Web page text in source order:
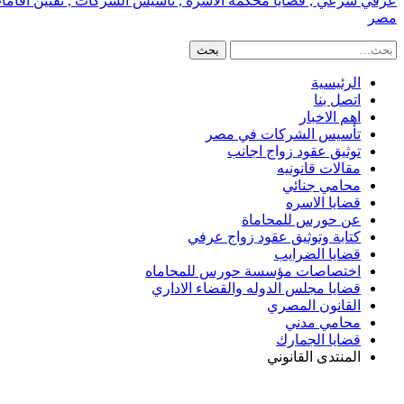
مصر
الرئيسية
اتصل بنا
اهم الاخبار
تأسيس الشركات في مصر
توثيق عقود زواج اجانب
مقالات قانونيه
محامي جنائي
قضايا الاسره
عن حورس للمحاماة
كتابة وتوثيق عقود زواج عرفي
قضايا الضرايب
اختصاصات مؤسسة حورس للمحاماه
قضايا مجلس الدوله والقضاء الاداري
القانون المصري
محامي مدني
قضايا الجمارك
المنتدى القانوني